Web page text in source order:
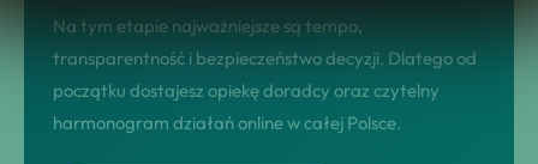
Na tym etapie najważniejsze są tempo,
transparentność i bezpieczeństwo decyzji. Dlatego od
początku dostajesz opiekę doradcy oraz czytelny
harmonogram działań online w całej Polsce.